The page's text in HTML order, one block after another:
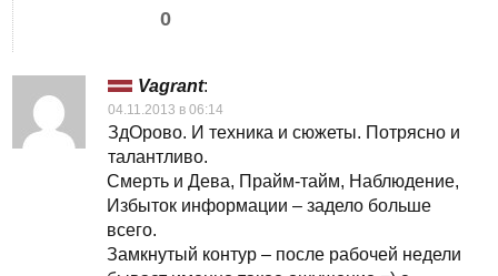
0
Vagrant:
04.11.2013 в 06:14
ЗдОрово. И техника и сюжеты. Потрясно и
талантливо.
Смерть и Дева, Прайм-тайм, Наблюдение,
Избыток информации – задело больше
всего.
Замкнутый контур – после рабочей недели